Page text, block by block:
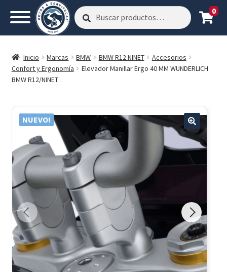
Buscar
por:
Buscar 0
Inicio Marcas BMW BMW R12 NINET
Accesorios
Confort y Ergonomía
Elevador Manillar Ergo 40 MM WUNDERLICH
BMW R12/NINET
NUEVO!